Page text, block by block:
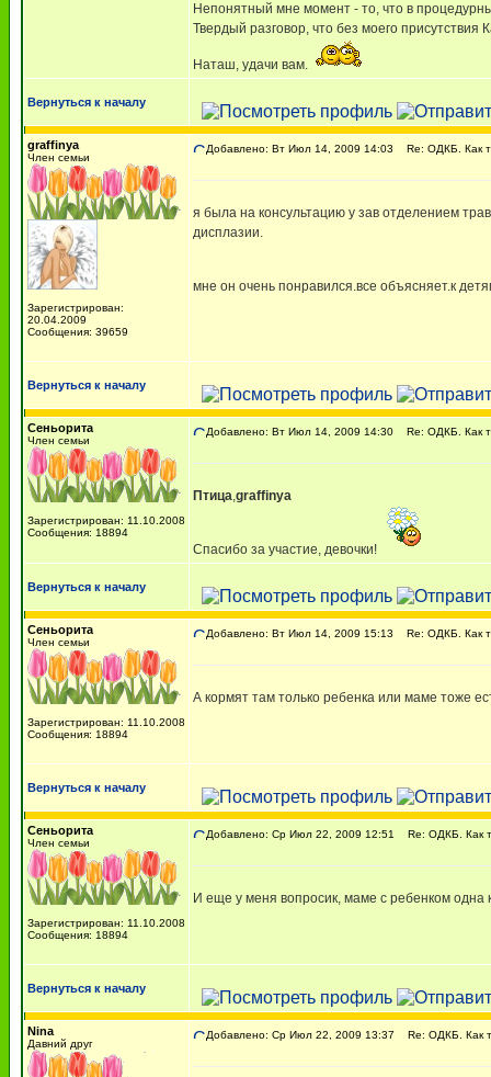
Непонятный мне момент - то, что в
Твердый разговор, что без моего
Наташ, удачи вам.
Вернуться к началу
graffinya
Член семьи
Зарегистрирован:
20.04.2009
Сообщения: 39659
Добавлено: Вт Июл 14, 2009 14:03 Re: ОДКБ. Как
я была на консультацию у зав отделением
дисплазии.
мне он очень понравился.все объясняет.к
Вернуться к началу
Сеньорита
Член семьи
Зарегистрирован: 11.10.2008
Сообщения: 18894
Добавлено: Вт Июл 14, 2009 14:30 Re: ОДКБ. Как
Птица,graffinya
Спасибо за участие, девочки!
Вернуться к началу
Сеньорита
Член семьи
Зарегистрирован: 11.10.2008
Сообщения: 18894
Добавлено: Вт Июл 14, 2009 15:13 Re: ОДКБ. Как
А кормят там только ребенка или маме тоже
Вернуться к началу
Сеньорита
Член семьи
Зарегистрирован: 11.10.2008
Сообщения: 18894
Добавлено: Ср Июл 22, 2009 12:51 Re: ОДКБ. Как
И еще у меня вопросик, маме с ребенком одна
Вернуться к началу
Nina
Давний друг
Добавлено: Ср Июл 22, 2009 13:37 Re: ОДКБ. Как